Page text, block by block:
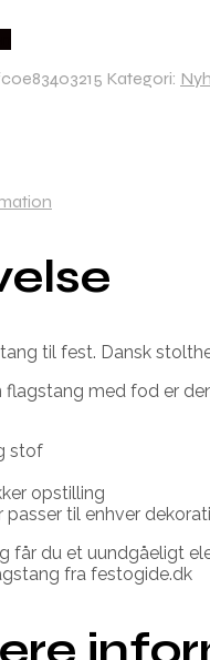
Kategori:
til fest. Dansk
flagstang med fod er
stof
opstilling
passer til enhver
får du et uundgåeligt
fra festogide.dk